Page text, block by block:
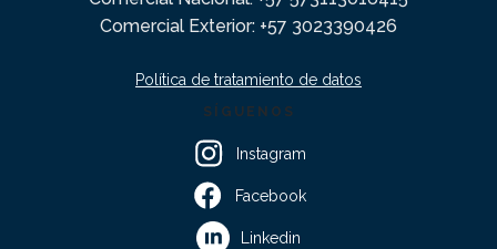
Comercial Exterior: +57 3023390426
Política de tratamiento de datos
SÍGUENOS
Instagram
Facebook
Linkedin